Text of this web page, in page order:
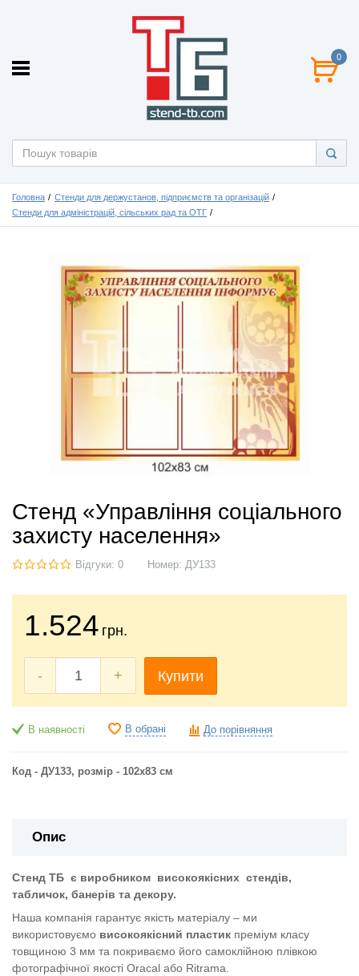
0
Головна
Стенди для держустанов, підприємств та організацій
Стенди для адміністрацій, сільських рад та ОТГ
Стенд «Управління соціального
захисту населення»
Відгуки: 0 Номер: ДУ133
1.524 грн.
- + Купити
В наявності В обрані До порівняння
Код - ДУ133, розмір - 102х83 см
Опис
Стенд ТБ є виробником високоякісних стендів,
табличок, банерів та декору.
Наша компанія гарантує якість матеріалу – ми
використовуємо високоякісний пластик преміум класу
товщиною 3 мм та покриваємо його самоклійною плівкою
фотографічної якості Oracal або Ritrama.